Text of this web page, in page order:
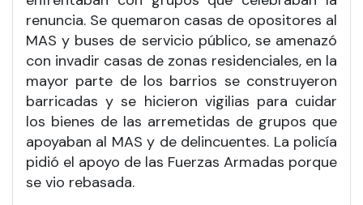
renuncia. Se quemaron casas de opositores al
MAS y buses de servicio público, se amenazó
con invadir casas de zonas residenciales, en la
mayor parte de los barrios se construyeron
barricadas y se hicieron vigilias para cuidar
los bienes de las arremetidas de grupos que
apoyaban al MAS y de delincuentes. La policía
pidió el apoyo de las Fuerzas Armadas porque
se vio rebasada.